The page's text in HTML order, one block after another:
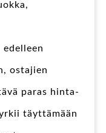
ostajien
paras hinta-
täyttämään